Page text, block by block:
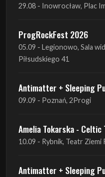
29.08 - Inowrocław, Plac
ProgRockFest 2026
05.09 - Legionowo, Sala
Piłsudskiego 41
Antimatter + Sleeping
09.09 - Poznań, 2Progi
Amelia Tokarska - Celtic
10.09 - Rybnik, Teatr Ziemi
Antimatter + Sleeping